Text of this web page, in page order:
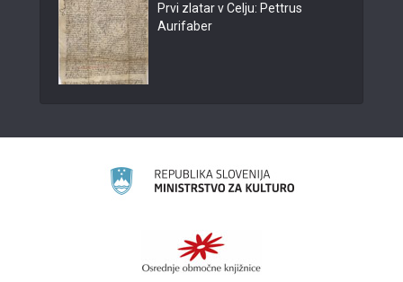
Prvi zlatar v Celju: Pettrus
Aurifaber